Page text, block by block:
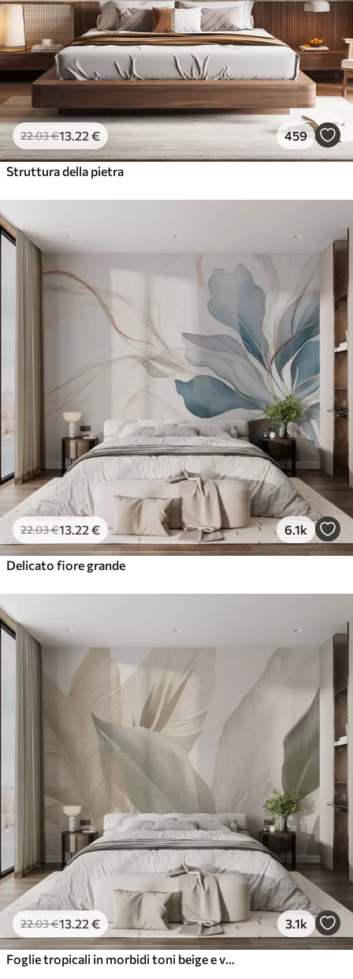
22.03€13 .22 € 459
Struttura della pietra
22.03€13 .22 € 6.1k
Delicato fiore grande
22.03€13 .22 € 3.1k